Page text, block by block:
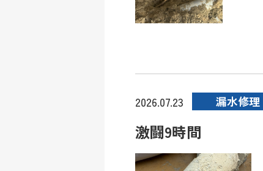
2026.07.23 漏水修理
激闘9時間